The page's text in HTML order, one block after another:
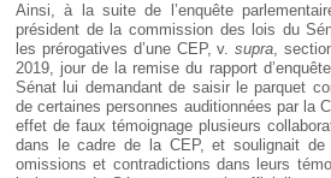
Ainsi, à la suite de l’enquête
président de la commission des lois du
les prérogatives d’une CEP, v.supra,
2019, jour de la remise du rapport
Sénat lui demandant de saisir le parquet
de certaines personnes auditionnées par la
effet de faux témoignage plusieurs
dans le cadre de la CEP, et soulignait de
omissions et contradictions dans leurs